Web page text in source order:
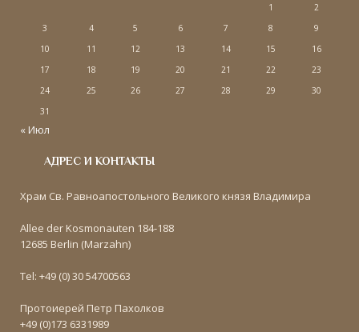
1
2
3
4 5 6 7 8
9
10
11 12 13 14 15
16
17
18 19 20 21 22
23
24
25 26 27 28 29
30
31
« Июл
АДРЕС И КОНТАКТЫ
Храм Св. Равноапостольного Великого князя Владимира
Allee der Kosmonauten 184-188
12685 Berlin (Marzahn)
Tel: +49 (0) 30 54700563
Протоиерей Петр Пахолков
+49 (0)173 6331989